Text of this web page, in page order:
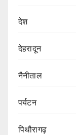
देश
देहरादून
नैनीताल
पर्यटन
पिथौरागढ़